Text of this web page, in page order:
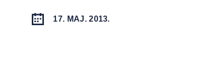
17. MAJ. 2013.